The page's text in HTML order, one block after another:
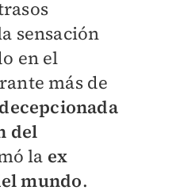
sensación
en el
más de
del
la ex
mundo.